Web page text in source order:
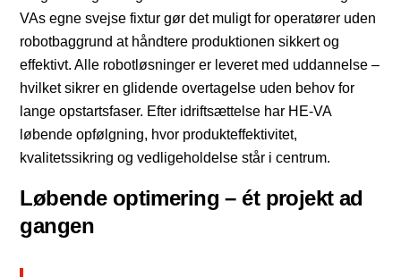
VAs egne svejse fixtur gør det muligt for operatører uden
robotbaggrund at håndtere produktionen sikkert og
effektivt. Alle robotløsninger er leveret med uddannelse –
hvilket sikrer en glidende overtagelse uden behov for
lange opstartsfaser. Efter idriftsættelse har HE-VA
løbende opfølgning, hvor produkteffektivitet,
kvalitetssikring og vedligeholdelse står i centrum.
Løbende optimering – ét projekt ad
gangen